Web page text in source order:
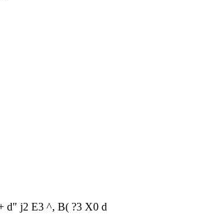
d" j2 E3 ^, B( ?3 X0 d